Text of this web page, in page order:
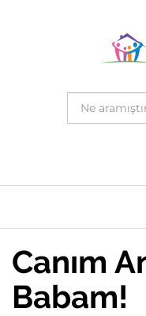
Canım
Babam!